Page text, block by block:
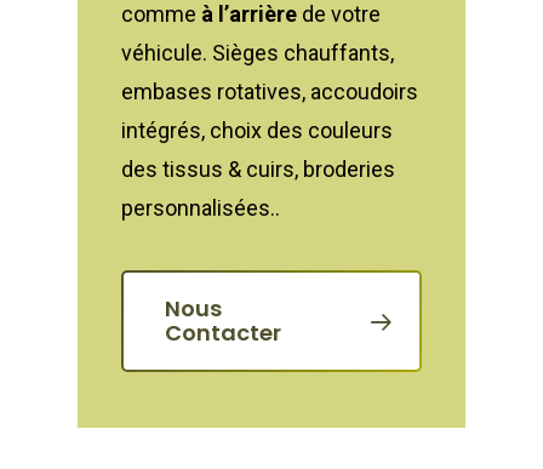
comme à l’arrièrede votre
véhicule. Sièges chauffants,
embases rotatives, accoudoirs
intégrés, choix des couleurs
des tissus & cuirs, broderies
personnalisées..
Nous
Contacter